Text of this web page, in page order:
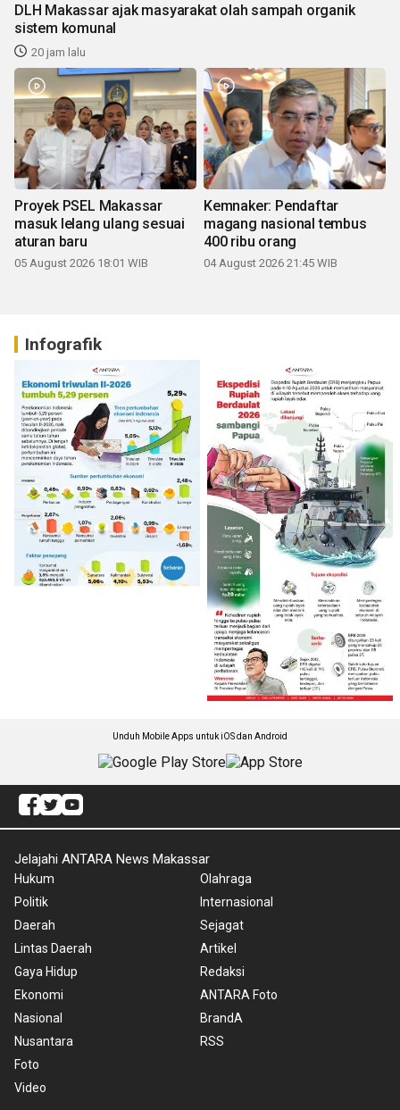
DLH Makassar ajak masyarakat olah sampah organik
sistem komunal
20 jam lalu
Proyek PSEL Makassar
masuk lelang ulang sesuai
aturan baru
05 August 2026 18:01 WIB
Kemnaker: Pendaftar
magang nasional tembus
400 ribu orang
04 August 2026 21:45 WIB
Infografik
Unduh Mobile Apps untuk iOS dan Android
Jelajahi ANTARA News Makassar
Hukum
Politik
Daerah
Lintas Daerah
Gaya Hidup
Ekonomi
Nasional
Nusantara
Foto
Video
Olahraga
Internasional
Sejagat
Artikel
Redaksi
ANTARA Foto
BrandA
RSS